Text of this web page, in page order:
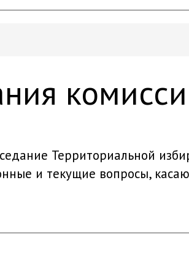
Территориальной
и текущие вопросы,